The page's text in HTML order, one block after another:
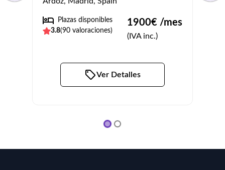
Plazas disponibles
3.8(90 valoraciones)
1900€ /mes
(IVA inc.)
Ver Detalles